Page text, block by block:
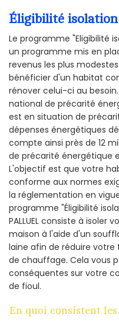
Éligibilité isolation
Le programme "Eligibilité
un programme mis en
revenus les plus modestes
bénéficier d'un habitat
rénover celui-ci au
national de précarité
est en situation de
dépenses énergétiques
compte ainsi près de 12
de précarité énergétique
L'objectif est que votre
conforme aux normes
la réglementation en
programme "Éligibilité
PALLUEL consiste à isoler
maison à l'aide d'un
laine afin de réduire votre
de chauffage. Cela vous
conséquentes sur votre
de fioul.
En quoi consistent